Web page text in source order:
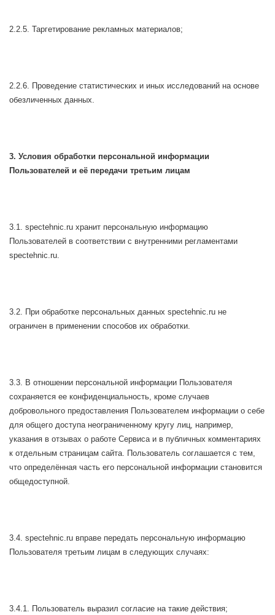
2.2.5. Таргетирование рекламных материалов;
2.2.6. Проведение статистических и иных исследований на основе
обезличенных данных.
3. Условия обработки персональной информации
Пользователей и её передачи третьим лицам
3.1. spectehnic.ru хранит персональную информацию
Пользователей в соответствии с внутренними регламентами
spectehnic.ru.
3.2. При обработке персональных данных spectehnic.ru не
ограничен в применении способов их обработки.
3.3. В отношении персональной информации Пользователя
сохраняется ее конфиденциальность, кроме случаев
добровольного предоставления Пользователем информации о себе
для общего доступа неограниченному кругу лиц, например,
указания в отзывах о работе Сервиса и в публичных комментариях
к отдельным страницам сайта. Пользователь соглашается с тем,
что определённая часть его персональной информации становится
общедоступной.
3.4. spectehnic.ru вправе передать персональную информацию
Пользователя третьим лицам в следующих случаях:
3.4.1. Пользователь выразил согласие на такие действия;